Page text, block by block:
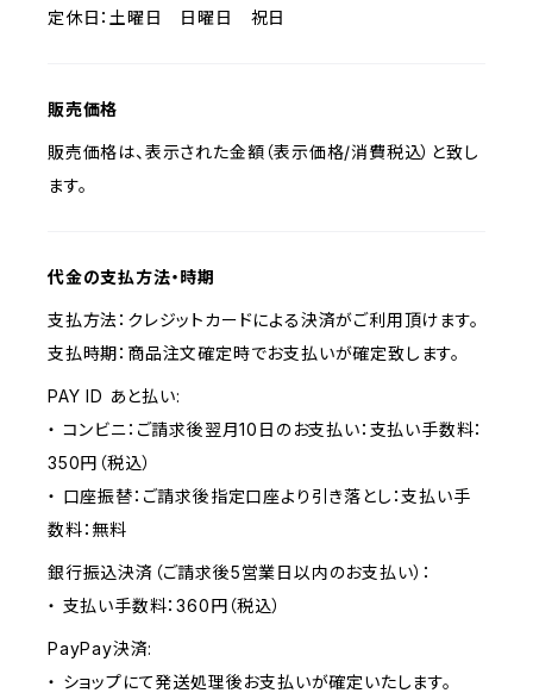
定休日：土曜日 日曜日 祝日
販売価格
販売価格は、表示された金額（表示価格/消費税込）と致し
ます。
代金の支払方法・時期
支払方法：クレジットカードによる決済がご利用頂けます。
支払時期：商品注文確定時でお支払いが確定致します。
PAY ID あと払い:
・ コンビニ：ご請求後翌月10日のお支払い：支払い手数料：
350円（税込）
・ 口座振替：ご請求後指定口座より引き落とし：支払い手
数料：無料
銀行振込決済（ご請求後5営業日以内のお支払い）：
・ 支払い手数料：360円（税込）
PayPay決済:
・ ショップにて発送処理後お支払いが確定いたします。